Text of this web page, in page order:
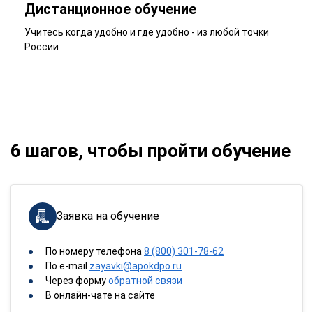
Дистанционное обучение
Учитесь когда удобно и где удобно - из любой точки
России
6 шагов, чтобы пройти обучение
Заявка на обучение
По номеру телефона8 (800) 301-78-62
По e-mail zayavki@apokdpo.ru
Через формуобратной связи
В онлайн-чате на сайте